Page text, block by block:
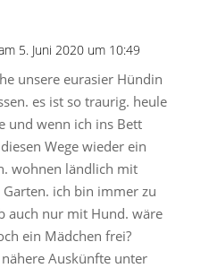
5. Juni 2020 um 10:49
unsere eurasier Hündin
es ist so traurig. heule
und wenn ich ins Bett
Wege wieder ein
wohnen ländlich mit
ich bin immer zu
auch nur mit Hund. wäre
ein Mädchen frei?
Auskünfte unter